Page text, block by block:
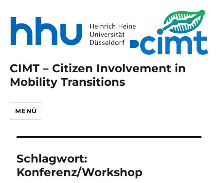
CIMT – Citizen Involvement in
Mobility Transitions
MENÜ
Schlagwort:
Konferenz/Workshop